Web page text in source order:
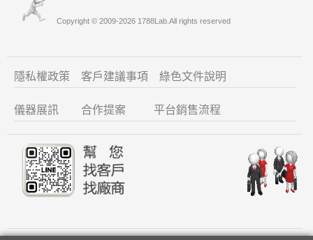
Copyright © 2009-2026 1788Lab.All rights reserved
隱私權政策 客戶建議事項 綠色文件說明
儀器展訊 合作提案 平台銷售流程